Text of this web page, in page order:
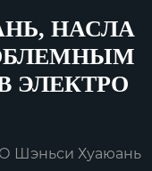
НАСЛА
ЭЛЕКТРО
Шэньси Хуаюань